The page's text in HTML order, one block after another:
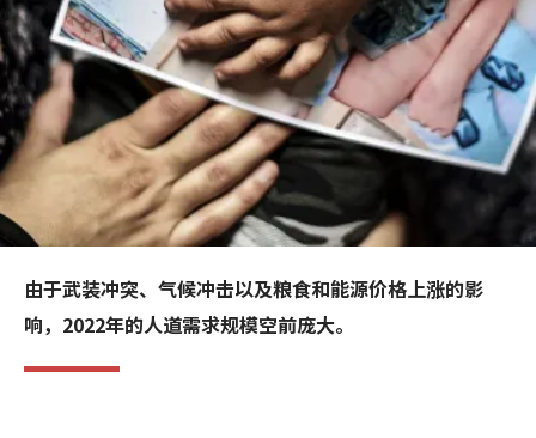
由于武装冲突、气候冲击以及粮食和能源价格上涨的影
响，2022年的人道需求规模空前庞大。